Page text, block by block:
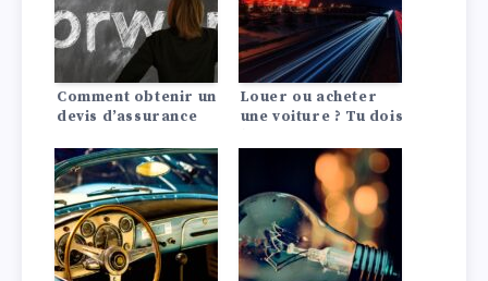
Comment obtenir un
devis d’assurance
Louer ou acheter
une voiture ? Tu dois